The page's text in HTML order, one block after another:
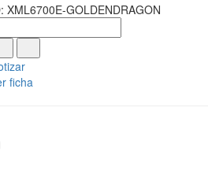
XML6700E-GOLDENDRAGON
ficha